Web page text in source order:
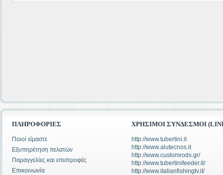
ΠΛΗΡΟΦΟΡΊΕΣ
Ποιοί είμαστε
Εξυπηρέτηση πελατών
Παραγγελίες και επιστροφές
Επικοινωνία
ΧΡΉΣΙΜΟΙ ΣΎΝΔΕΣΜΟΙ
http://www.tubertini.it
http://www.alutecnos.it
http://www.customrods.gr/
http://www.tubertinifeeder.it/
http://www.italianfishingtv.it/